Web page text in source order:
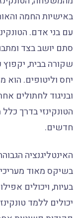
באישיות החמה
עם בני אדם.
סתם יושב בצד
שקורה בבית, יקפוץ
יחס וליטופים. הוא
ובניגוד לחתולים
הטונקינזי בדרך
חדשים.
האינטליגנציה
בשיקס מאוד
בעיות, ויכולים
יכולים ללמד